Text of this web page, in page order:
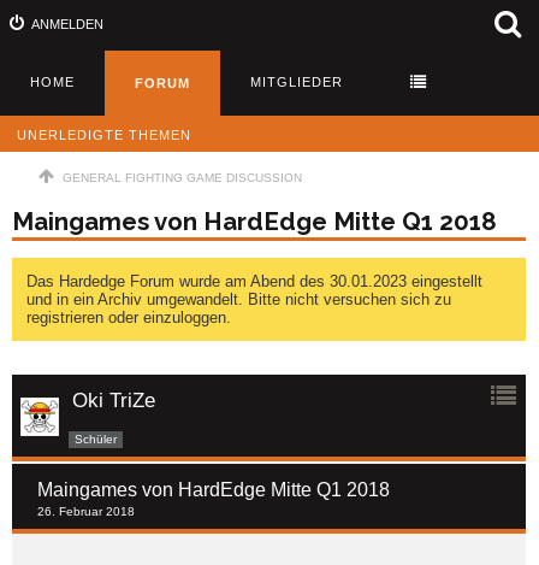
ANMELDEN
HOME FORUM MITGLIEDER
UNERLEDIGTE THEMEN
GENERAL FIGHTING GAME DISCUSSION
Maingames von HardEdge Mitte Q1 2018
Das Hardedge Forum wurde am Abend des 30.01.2023 eingestellt
und in ein Archiv umgewandelt. Bitte nicht versuchen sich zu
registrieren oder einzuloggen.
Oki TriZe
Schüler
Maingames von HardEdge Mitte Q1 2018
26. Februar 2018